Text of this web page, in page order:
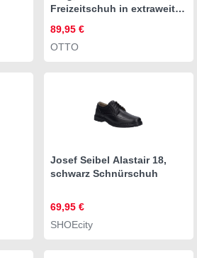
Freizeitschuh in extraweiter
89,95 €
OTTO
Josef Seibel Alastair 18,
schwarz Schnürschuh
69,95 €
SHOEcity